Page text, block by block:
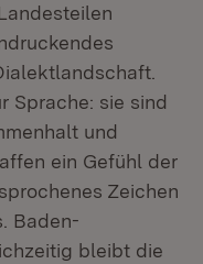
Sprache: sie sind
und
ein Gefühl der
Zeichen
Baden-
bleibt die